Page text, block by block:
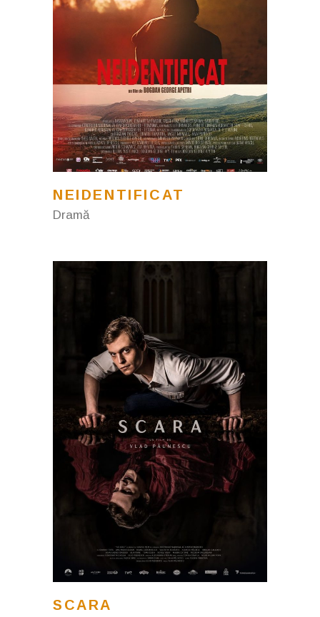
NEIDENTIFICAT
Dramă
SCARA